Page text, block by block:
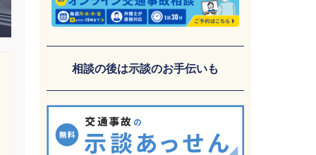
相談の後は示談のお手伝いも